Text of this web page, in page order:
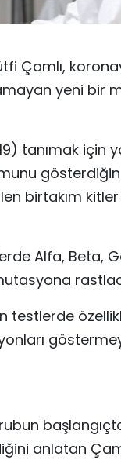
Çamlı,
yeni bir
tanımak için
birtakım
Alfa, Beta,
testlerde
anlatan